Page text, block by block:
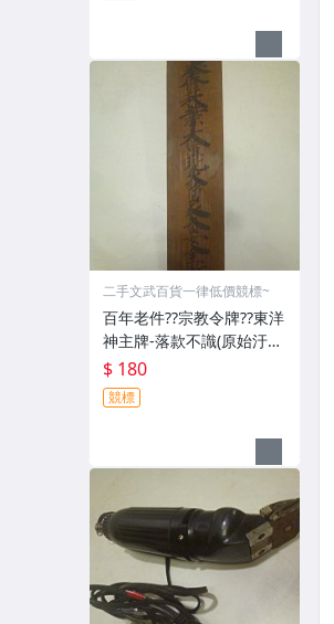
二手文武百貨一律低價競標~
百年老件??宗教令牌??東洋
神主牌-落款不識(原始汙
垢-郵寄免運費)罕見收藏
品-60729
$ 180
競標